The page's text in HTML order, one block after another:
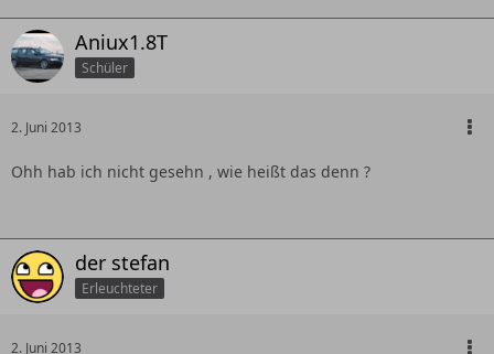
Aniux1.8T
Schüler
2. Juni 2013
Ohh hab ich nicht gesehn , wie heißt das denn ?
der stefan
Erleuchteter
2. Juni 2013